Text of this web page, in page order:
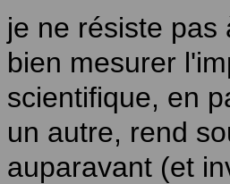
je ne résiste pas
bien mesurer
scientifique, en
un autre, rend
auparavant (et